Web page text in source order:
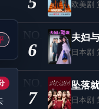
欧美剧
6
夫妇
日本剧
7
坠落
日本剧